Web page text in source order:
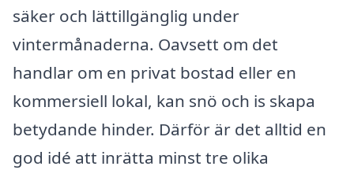
säker och lättillgänglig under
vintermånaderna. Oavsett om det
handlar om en privat bostad eller en
kommersiell lokal, kan snö och is skapa
betydande hinder. Därför är det alltid en
god idé att inrätta minst tre olika